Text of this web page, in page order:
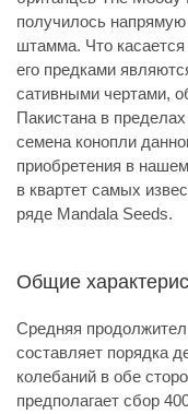
получилось напрямую
штамма. Что
его предками
сативными чертами,
Пакистана в
семена конопли
приобретения в
в квартет самых
ряде Mandala Seeds.
Общие
Средняя
составляет порядка
колебаний в обе
предполагает сбор